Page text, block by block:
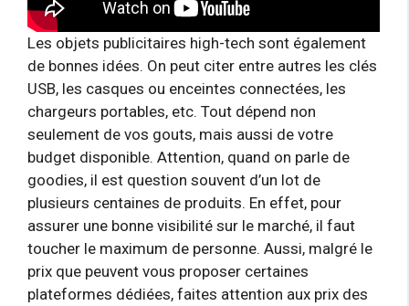
Les objets publicitaires high-tech sont également
de bonnes idées. On peut citer entre autres les clés
USB, les casques ou enceintes connectées, les
chargeurs portables, etc. Tout dépend non
seulement de vos gouts, mais aussi de votre
budget disponible. Attention, quand on parle de
goodies, il est question souvent d’un lot de
plusieurs centaines de produits. En effet, pour
assurer une bonne visibilité sur le marché, il faut
toucher le maximum de personne. Aussi, malgré le
prix que peuvent vous proposer certaines
plateformes dédiées, faites attention aux prix des